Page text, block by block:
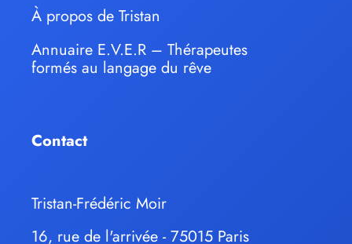
À propos de Tristan
Annuaire E.V.E.R – Thérapeutes
formés au langage du rêve
Contact
Tristan-Frédéric Moir
16, rue de l'arrivée - 75015 Paris